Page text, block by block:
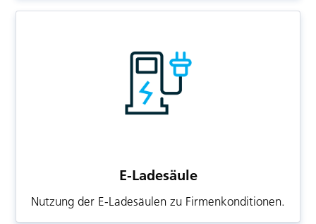
E-Ladesäule
Nutzung der E-Ladesäulen zu Firmenkonditionen.